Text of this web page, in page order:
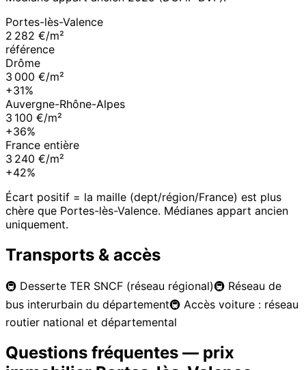
Portes-lès-Valence
2 282 €/m²
référence
Drôme
3 000 €/m²
+31%
Auvergne-Rhône-Alpes
3 100 €/m²
+36%
France entière
3 240 €/m²
+42%
Écart positif = la maille (dept/région/France) est plus
chère que Portes-lès-Valence. Médianes appart ancien
uniquement.
Transports & accès
🚇 Desserte TER SNCF (réseau régional)🚇 Réseau de
bus interurbain du département🚇 Accès voiture : réseau
routier national et départemental
Questions fréquentes — prix